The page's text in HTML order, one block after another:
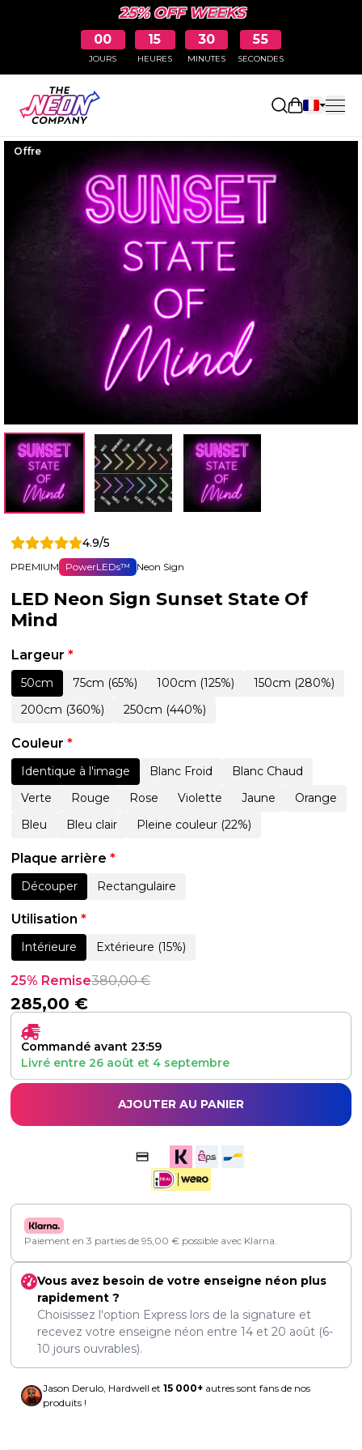
25% OFF WEEKS
00
JOURS
15
HEURES
30
MINUTES
54
SECONDES
Ouvrir le
Offre
4.9/5
PREMIUM PowerLEDs™ Neon Sign
LED Neon Sign Sunset State Of
Mind
Largeur *
50cm 75cm (65%) 100cm (125%)
150cm (280%)
200cm (360%)
250cm (440%)
Couleur *
Identique à l'image Blanc Froid
Blanc Chaud
Verte
Rouge Rose Violette Jaune
Orange
Bleu
Bleu clair Pleine couleur (22%)
Plaque arrière *
Découper Rectangulaire
Utilisation *
Intérieure Extérieure (15%)
25% Remise380,00€
285,00 €
Commandé avant 23:59
Livré entre 26 août et 4 septembre
AJOUTER AU PANIER
Paiement en 3 parties de 95,00 € possible avec Klarna.
Vous avez besoin de votre enseigne néon plus
rapidement ?
Choisissez l'option Express lors de la signature et
recevez votre enseigne néon entre 14 et 20 août (6-
10 jours ouvrables).
Jason Derulo, Hardwell et 15 000+ autres sont fans de nos
produits !